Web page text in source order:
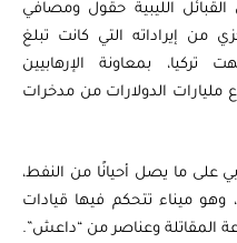
الليبية حقول ومصافي
من إيراداته التي كانت تبلغ
بمعاونة الإرهابيين
الدولارات من مدخرات
على ما يصل أحيانًا من النفط،
ميناء تتحكم فيها قيادات
المقاتلة وعناصر من “داعش”.